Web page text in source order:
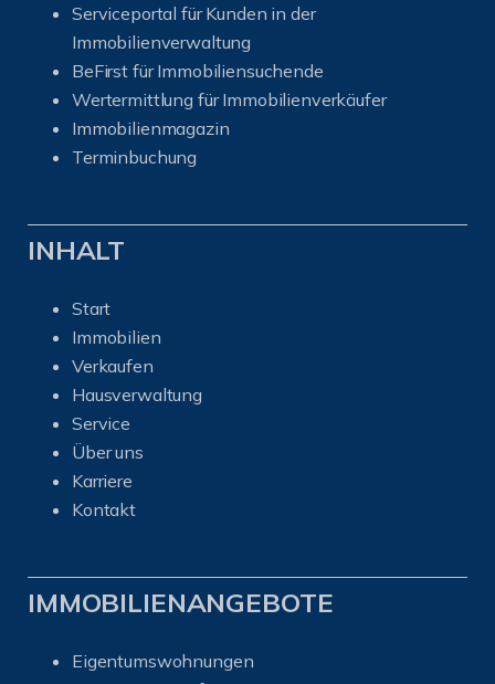
Serviceportal für Kunden in der
Immobilienverwaltung
BeFirst für Immobiliensuchende
Wertermittlung für Immobilienverkäufer
Immobilienmagazin
Terminbuchung
INHALT
Start
Immobilien
Verkaufen
Hausverwaltung
Service
Über uns
Karriere
Kontakt
IMMOBILIENANGEBOTE
Eigentumswohnungen